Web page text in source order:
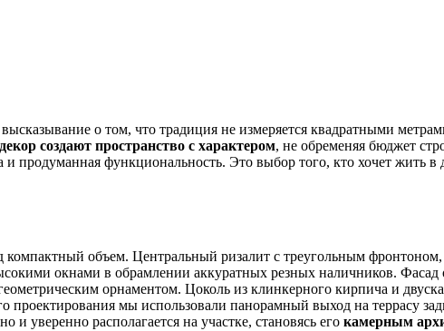
о том, что традиция не измеряется квадратными
создают пространство с характером, не обременяя бюджет
продуманная функциональность. Это выбор того, кто хочет жить
компактный объем. Центральный ризалит с треугольным
окнами в обрамлении аккуратных резных наличников. Фасад
орнаментом. Цоколь из клинкерного кирпича и
мы использовали панорамный выход на террасу
уверенно располагается на участке, становясь его камерным